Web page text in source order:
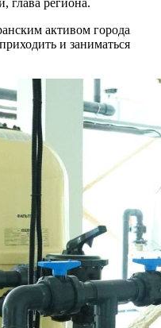
активом города
и заниматься